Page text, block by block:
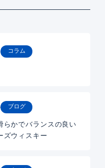
コラム
ブログ
らかでバランスの良い
ズウィスキー